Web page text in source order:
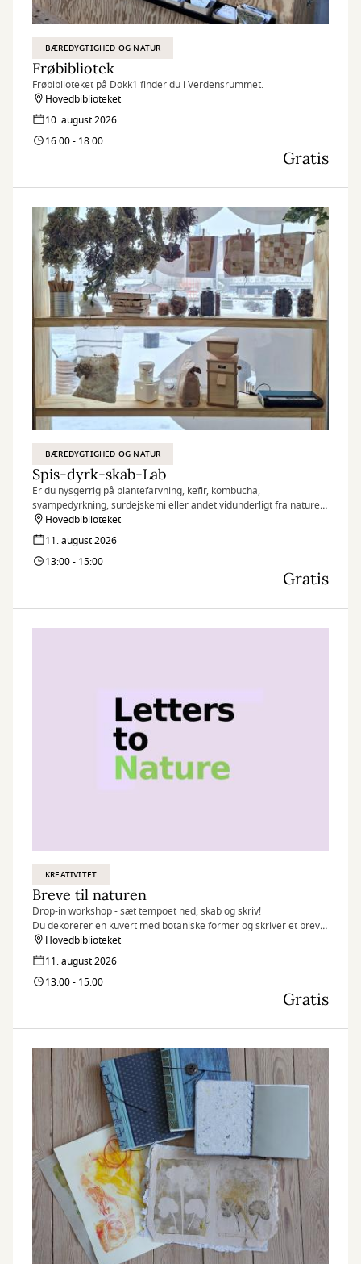
BÆREDYGTIGHED OG NATUR
Frøbibliotek
Frøbiblioteket på Dokk1 finder du i Verdensrummet.
Hovedbiblioteket
10. august 2026
16:00 - 18:00
Gratis
BÆREDYGTIGHED OG NATUR
Spis-dyrk-skab-Lab
Er du nysgerrig på plantefarvning, kefir, kombucha,
svampedyrkning, surdejskemi eller andet vidunderligt fra naturen
– så kig forbi vores åbne lab og hør mere.
Hovedbiblioteket
11. august 2026
13:00 - 15:00
Gratis
KREATIVITET
Breve til naturen
Drop-in workshop - sæt tempoet ned, skab og skriv!
Du dekorerer en kuvert med botaniske former og skriver et brev
inspireret af naturen 🌱
Hovedbiblioteket
11. august 2026
13:00 - 15:00
Gratis